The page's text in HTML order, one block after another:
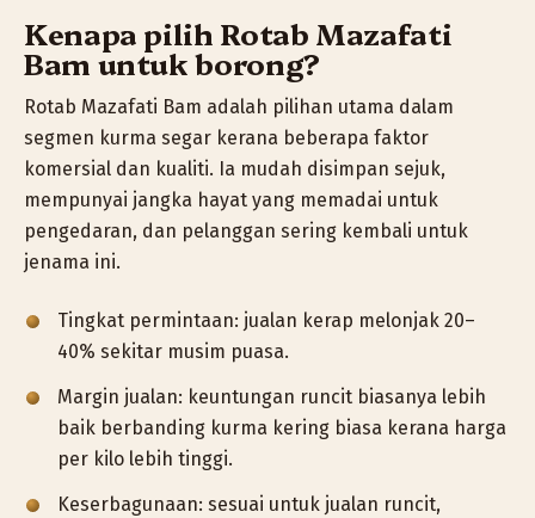
Kenapa pilih Rotab Mazafati
Bam untuk borong?
Rotab Mazafati Bam adalah pilihan utama dalam
segmen kurma segar kerana beberapa faktor
komersial dan kualiti. Ia mudah disimpan sejuk,
mempunyai jangka hayat yang memadai untuk
pengedaran, dan pelanggan sering kembali untuk
jenama ini.
Tingkat permintaan: jualan kerap melonjak 20–
40% sekitar musim puasa.
Margin jualan: keuntungan runcit biasanya lebih
baik berbanding kurma kering biasa kerana harga
per kilo lebih tinggi.
Keserbagunaan: sesuai untuk jualan runcit,